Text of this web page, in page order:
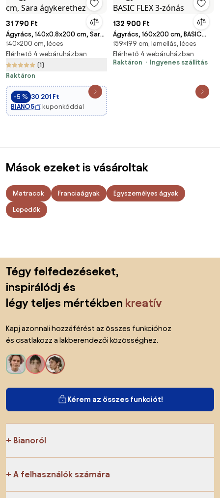
31 790 Ft
Ágyrács, 140x0.8x200 cm, Sara
ágykerethez
140×200 cm, léces
Elérhető 4 webáruházban
(1)
Raktáron
-5 % 30 201 Ft
BIANO5
kuponkóddal
132 900 Ft
Ágyrács, 160x200 cm, BASIC
FLEX 3-zónás
159×199 cm, lamellás, léces
Elérhető 4 webáruházban
Raktáron
Ingyenes szállítás
Mások ezeket is vásároltak
Matracok Franciaágyak Egyszemélyes ágyak
Lepedők
Tégy felfedezéseket,
inspirálódj és
légy teljes mértékben kreatív
Kapj azonnali hozzáférést az összes funkcióhoz
és csatlakozz a lakberendezői közösséghez.
Kérem az összes funkciót!
Bianoról
A felhasználók számára